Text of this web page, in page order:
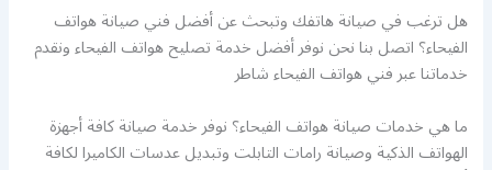
هل ترغب في صيانة هاتفك وتبحث عن أفضل فني صيانة هواتف
الفيحاء؟ اتصل بنا نحن نوفر أفضل خدمة تصليح هواتف الفيحاء ونقدم
خدماتنا عبر فني هواتف الفيحاء شاطر
ما هي خدمات صيانة هواتف الفيحاء؟ نوفر خدمة صيانة كافة أجهزة
الهواتف الذكية وصيانة رامات التابلت وتبديل عدسات الكاميرا لكافة